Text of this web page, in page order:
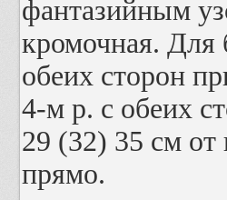
фантазийным
кромочная. Для
обеих сторон
4-м р. с обеих
29 (32) 35 см от
прямо.